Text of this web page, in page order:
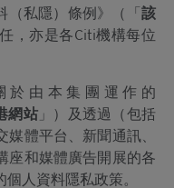
（私隱）條例》（「該
，亦是各Citi機構每位
於由本集團運作的
網站 」）及透過（包括
體平台、新聞通訊、
座和媒體廣告開展的各
個人資料隱私政策。